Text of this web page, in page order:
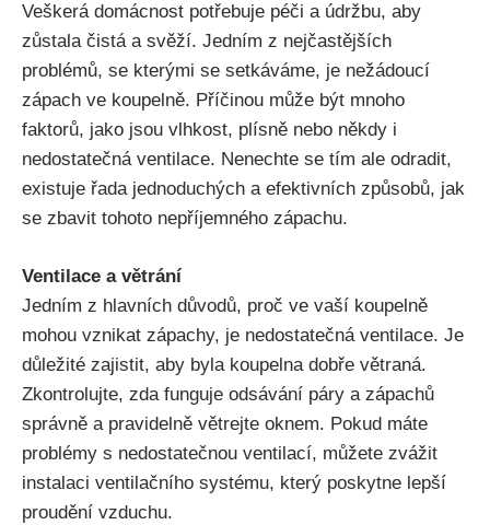
Veškerá domácnost potřebuje péči a údržbu, aby
zůstala čistá a svěží. Jedním z nejčastějších‍
problémů, se kterými se setkáváme, je nežádoucí
zápach ve koupelně. Příčinou ⁣může být mnoho
faktorů, jako jsou vlhkost,​ plísně nebo někdy i
nedostatečná ventilace. Nenechte se tím ale odradit,
existuje řada jednoduchých a efektivních způsobů,​ jak
se zbavit tohoto ​nepříjemného zápachu.
Ventilace a větrání
Jedním z hlavních důvodů, proč ve vaší koupelně
mohou vznikat zápachy, je nedostatečná ⁤ventilace. Je
⁢důležité zajistit, aby byla​ koupelna dobře větraná.
Zkontrolujte, zda funguje odsávání páry a zápachů
správně a pravidelně větrejte oknem. Pokud máte
problémy s nedostatečnou⁢ ventilací, ⁤můžete zvážit
instalaci ventilačního systému, který poskytne lepší
proudění vzduchu.